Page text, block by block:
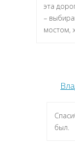
эта
–
мостом,
был.